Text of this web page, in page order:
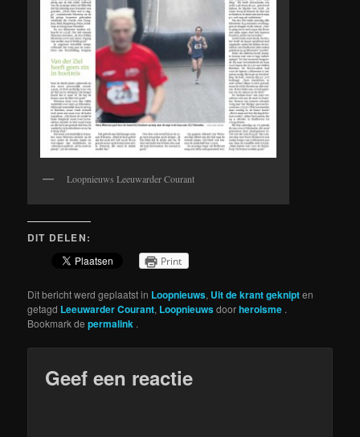
Loopnieuws Leeuwarder Courant
DIT DELEN:
Print
Dit bericht werd geplaatst in Loopnieuws, Uit de krant geknipten
getagd Leeuwarder Courant, Loopnieuwsdoorheroisme .
Bookmark depermalink .
Geef een reactie